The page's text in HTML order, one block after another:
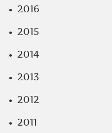
2016
2015
2014
2013
2012
2011